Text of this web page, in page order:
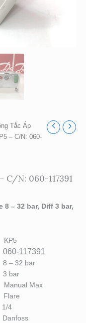
Tắc Áp
– C/N: 060-
C/N: 060-117391
8 – 32 bar, Diff 3 bar,
KP5
060-117391
8 – 32 bar
3 bar
Manual Max
4
Danfoss